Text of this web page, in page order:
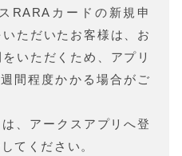
RARAカードの新規申
ただいたお客様は、お
いただくため、アプリ
間程度かかる場合がご
、アークスアプリへ登
てください。